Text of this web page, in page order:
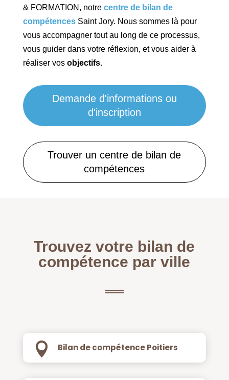
& FORMATION, notre centre de bilan de
compétencesSaint Jory. Nous sommes là pour
vous accompagner tout au long de ce processus,
vous guider dans votre réflexion, et vous aider à
réaliser vos objectifs.
Demande d'informations ou
d'inscription
Trouver un centre de bilan de
compétences
Trouvez votre bilan de
compétence par ville
 Bilan de compétence Poitiers